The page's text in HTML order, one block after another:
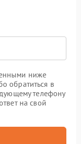
ниже
обратиться в
телефону
на свой